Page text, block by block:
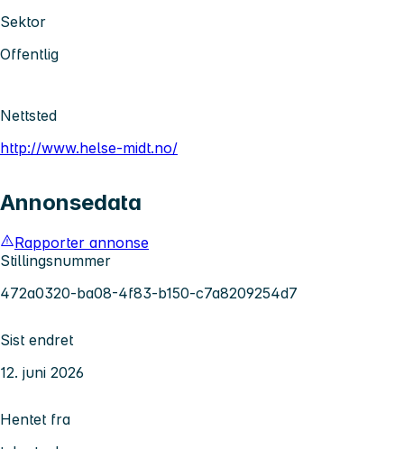
Sektor
Offentlig
Nettsted
http://www.helse-midt.no/
Annonsedata
Rapporter annonse
Stillingsnummer
472a0320-ba08-4f83-b150-c7a8209254d7
Sist endret
12. juni 2026
Hentet fra